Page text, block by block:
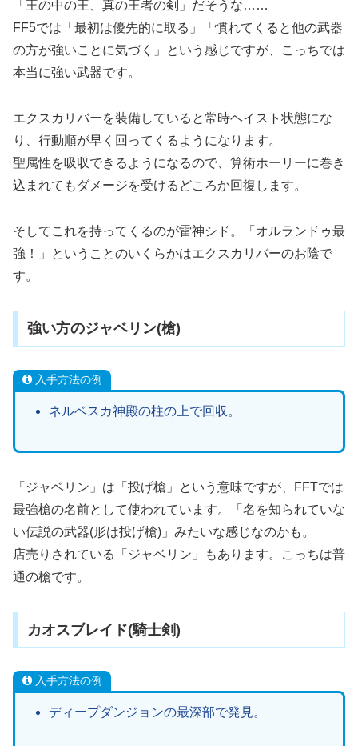
「王の中の王、真の王者の剣」だそうな……
FF5では「最初は優先的に取る」「慣れてくると他の武器
の方が強いことに気づく」という感じですが、こっちでは
本当に強い武器です。
エクスカリバーを装備していると常時ヘイスト状態にな
り、行動順が早く回ってくるようになります。
聖属性を吸収できるようになるので、算術ホーリーに巻き
込まれてもダメージを受けるどころか回復します。
そしてこれを持ってくるのが雷神シド。「オルランドゥ最
強！」ということのいくらかはエクスカリバーのお陰で
す。
強い方のジャベリン(槍)
入手方法の例
ネルベスカ神殿の柱の上で回収。
「ジャベリン」は「投げ槍」という意味ですが、FFTでは
最強槍の名前として使われています。「名を知られていな
い伝説の武器(形は投げ槍)」みたいな感じなのかも。
店売りされている「ジャベリン」もあります。こっちは普
通の槍です。
カオスブレイド(騎士剣)
入手方法の例
ディープダンジョンの最深部で発見。